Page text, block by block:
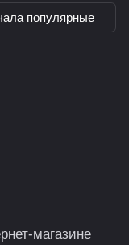
популярные
магазине